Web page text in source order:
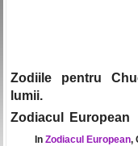
Zodiile pentru
lumii.
Zodiacul European
In Zodiacul European,